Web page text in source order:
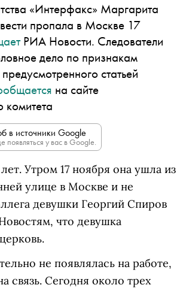
«Интерфакс» Маргарита
пропала в Москве 17
РИА Новости. Следователи
дело по признакам
статьей
на сайте
комитета
в источники Google
появляться у вас в Google.
Утром 17 ноября она ушла из
улице в Москве и не
девушки Георгий Спиров
что девушка
не появлялась на работе,
связь. Сегодня около трех